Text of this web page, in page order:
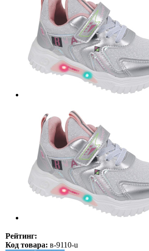
Рейтинг:
Код товара: в-9110-u